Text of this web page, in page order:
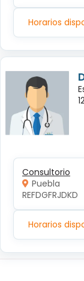
Horarios
Consultorio
Puebla
REFDGFRJDKD
Horarios